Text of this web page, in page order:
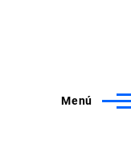
Menú